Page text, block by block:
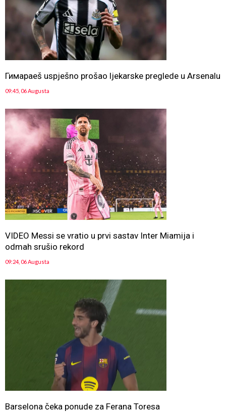
Гимараeš uspješno prošao ljekarske preglede u Arsenalu
09:45, 06 Augusta
VIDEO Messi se vratio u prvi sastav Inter Miamija i
odmah srušio rekord
09:24, 06 Augusta
Barselona čeka ponude za Ferana Toresa